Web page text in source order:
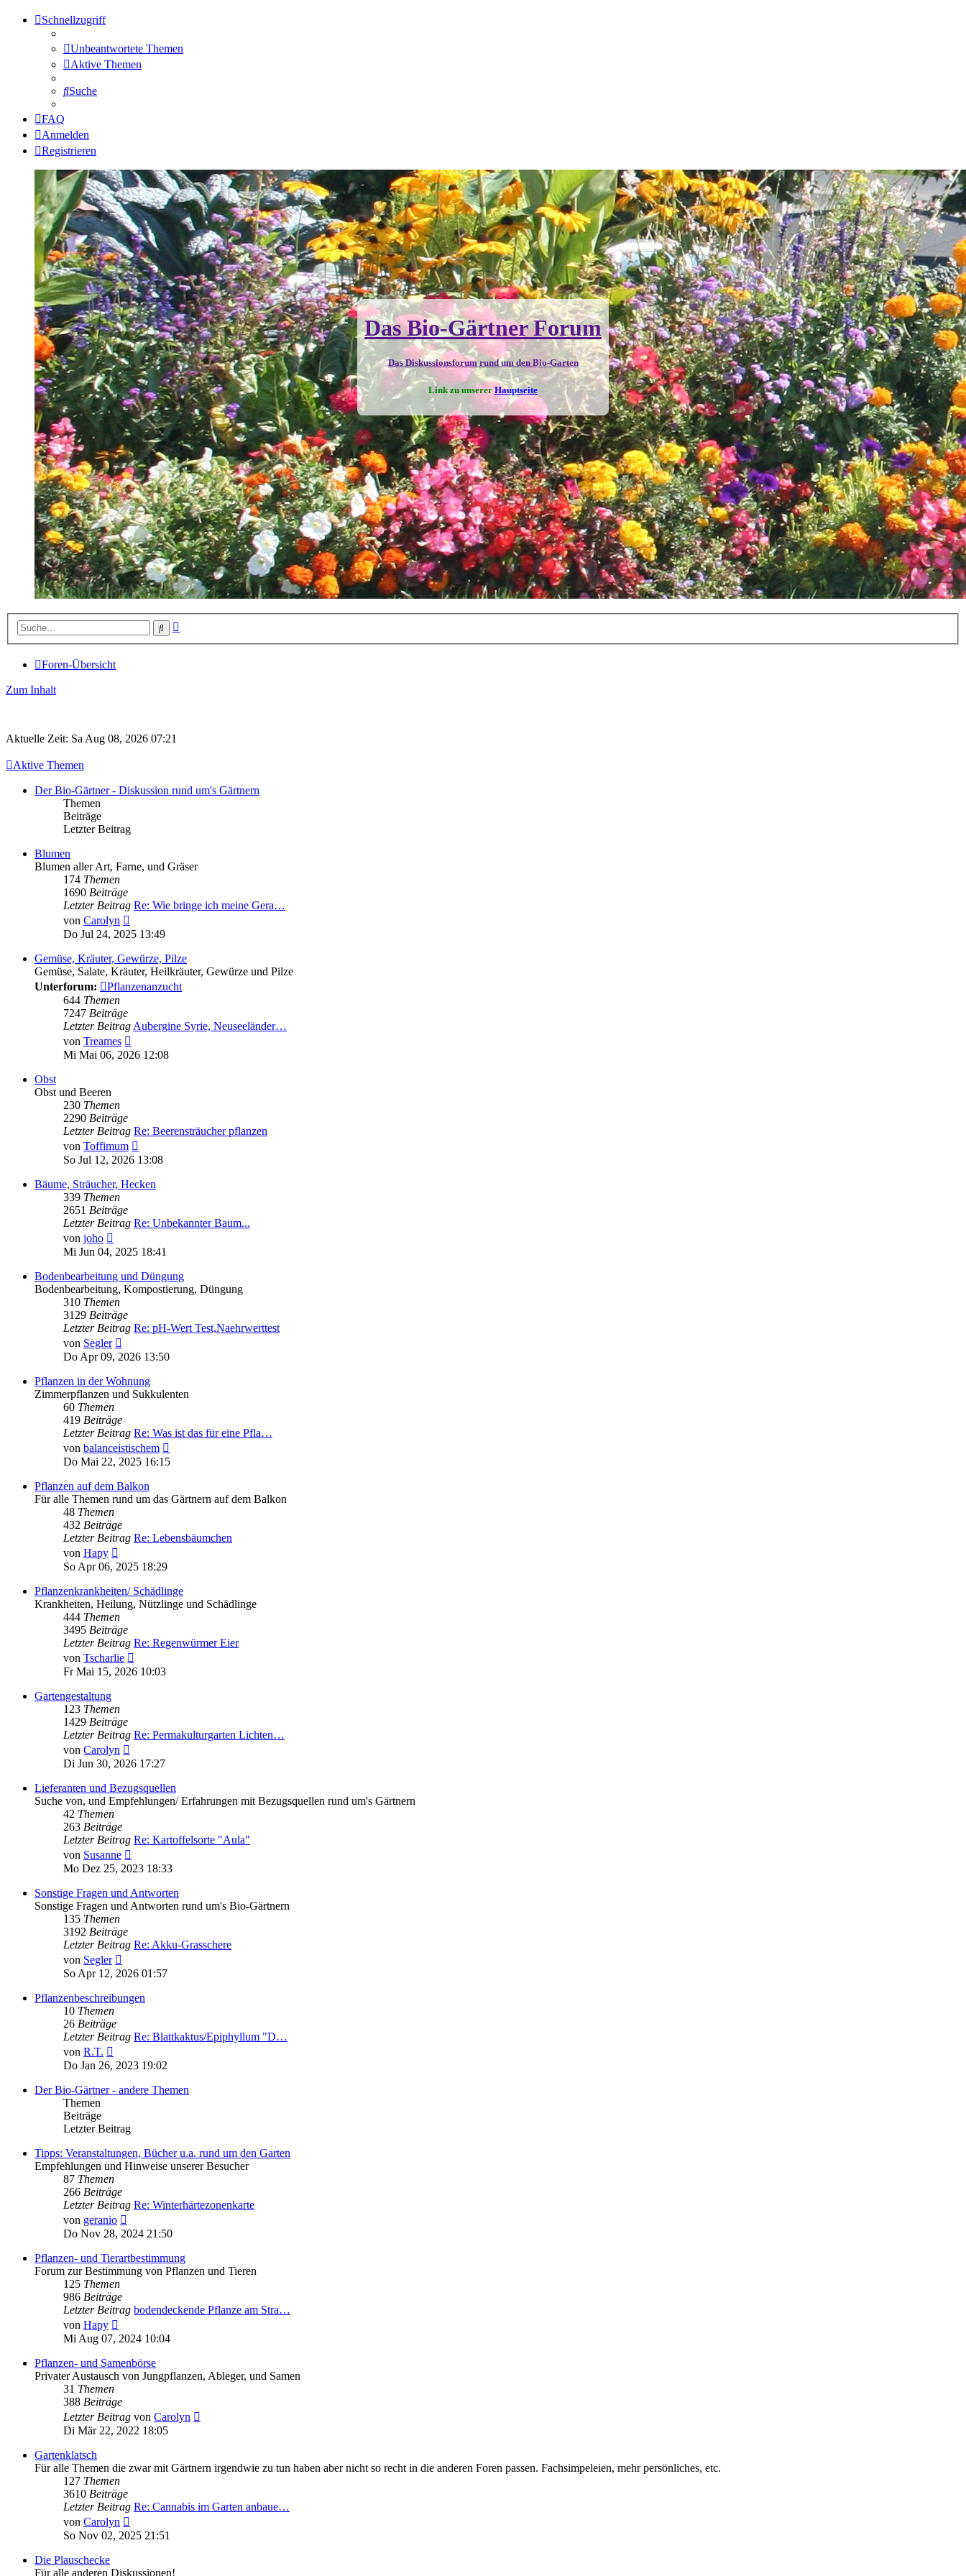
Schnellzugriff
Unbeantwortete Themen
Aktive Themen
Suche
FAQ
Anmelden
Registrieren
Das Bio-Gärtner Forum
Das Diskussionsforum rund um den Bio-Garten
Link zu unserer Hauptseite
Suche
Foren-Übersicht
Zum Inhalt
Aktuelle Zeit: Sa Aug 08, 2026 07:21
Aktive Themen
Der Bio-Gärtner - Diskussion rund um's Gärtnern
Themen
Beiträge
Letzter Beitrag
Blumen
Blumen aller Art, Farne, und Gräser
174 Themen
1690 Beiträge
Letzter Beitrag Re: Wie bringe ich meine Gera…
von Carolyn
Beitrag
Do Jul 24, 2025 13:49
Gemüse, Kräuter, Gewürze, Pilze
Gemüse, Salate, Kräuter, Heilkräuter, Gewürze und Pilze
Unterforum:
Pflanzenanzucht
644 Themen
7247 Beiträge
Letzter Beitrag Aubergine Syrie, Neuseeländer…
von Treames
Beitrag
Mi Mai 06, 2026 12:08
Obst
Obst und Beeren
230 Themen
2290 Beiträge
Letzter Beitrag Re: Beerensträucher pflanzen
von Toffimum
Beitrag
So Jul 12, 2026 13:08
Bäume, Sträucher, Hecken
339 Themen
2651 Beiträge
Letzter Beitrag Re: Unbekannter Baum...
von joho
Beitrag
Mi Jun 04, 2025 18:41
Bodenbearbeitung und Düngung
Bodenbearbeitung, Kompostierung, Düngung
310 Themen
3129 Beiträge
Letzter Beitrag Re: pH-Wert Test,Naehrwerttest
von Segler
Beitrag
Do Apr 09, 2026 13:50
Pflanzen in der Wohnung
Zimmerpflanzen und Sukkulenten
60 Themen
419 Beiträge
Letzter Beitrag Re: Was ist das für eine Pfla…
von balanceistischem
Beitrag
Do Mai 22, 2025 16:15
Pflanzen auf dem Balkon
Für alle Themen rund um das Gärtnern auf dem Balkon
48 Themen
432 Beiträge
Letzter Beitrag Re: Lebensbäumchen
von Hapy
Beitrag
So Apr 06, 2025 18:29
Pflanzenkrankheiten/ Schädlinge
Krankheiten, Heilung, Nützlinge und Schädlinge
444 Themen
3495 Beiträge
Letzter Beitrag Re: Regenwürmer Eier
von Tscharlie
Beitrag
Fr Mai 15, 2026 10:03
Gartengestaltung
123 Themen
1429 Beiträge
Letzter Beitrag Re: Permakulturgarten Lichten…
von Carolyn
Beitrag
Di Jun 30, 2026 17:27
Lieferanten und Bezugsquellen
Suche von, und Empfehlungen/ Erfahrungen mit Bezugsquellen rund um's Gärtnern
42 Themen
263 Beiträge
Letzter Beitrag Re: Kartoffelsorte "Aula"
von Susanne
Beitrag
Mo Dez 25, 2023 18:33
Sonstige Fragen und Antworten
Sonstige Fragen und Antworten rund um's Bio-Gärtnern
135 Themen
3192 Beiträge
Letzter Beitrag Re: Akku-Grasschere
von Segler
Beitrag
So Apr 12, 2026 01:57
Pflanzenbeschreibungen
10 Themen
26 Beiträge
Letzter Beitrag Re: Blattkaktus/Epiphyllum "D…
von R.T.
Beitrag
Do Jan 26, 2023 19:02
Der Bio-Gärtner - andere Themen
Themen
Beiträge
Letzter Beitrag
Tipps: Veranstaltungen, Bücher u.a. rund um den Garten
Empfehlungen und Hinweise unserer Besucher
87 Themen
266 Beiträge
Letzter Beitrag Re: Winterhärtezonenkarte
von geranio
Beitrag
Do Nov 28, 2024 21:50
Pflanzen- und Tierartbestimmung
Forum zur Bestimmung von Pflanzen und Tieren
125 Themen
986 Beiträge
Letzter Beitrag bodendeckende Pflanze am Stra…
von Hapy
Beitrag
Mi Aug 07, 2024 10:04
Pflanzen- und Samenbörse
Privater Austausch von Jungpflanzen, Ableger, und Samen
31 Themen
388 Beiträge
Letzter Beitrag von Carolyn
Di Mär 22, 2022 18:05
Gartenklatsch
Für alle Themen die zwar mit Gärtnern irgendwie zu tun haben aber nicht so recht in die anderen Foren passen. Fachsimpeleien, mehr persönliches, etc.
127 Themen
3610 Beiträge
Letzter Beitrag Re: Cannabis im Garten anbaue…
von Carolyn
Beitrag
So Nov 02, 2025 21:51
Die Plauschecke
Für alle anderen Diskussionen!